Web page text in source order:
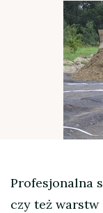
Profesjonalna
czy też